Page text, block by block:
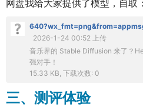
网盘我给大家提供了模型，自取：
2026-1-24 00:52 上传
音乐界的 Stable Diffusion 来了？
强对手！
15.33 KB, 下载次数: 0
三、测评体验